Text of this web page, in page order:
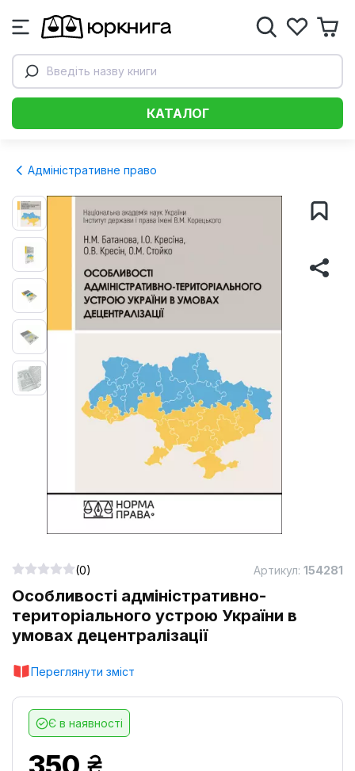
Введіть назву книги
КАТАЛОГ
Адміністративне право
Особливості адміністративно-
територіального устрою України в
умовах децентралізації
Переглянути зміст
(0) Артикул: 154281
Є в наявності
грн.